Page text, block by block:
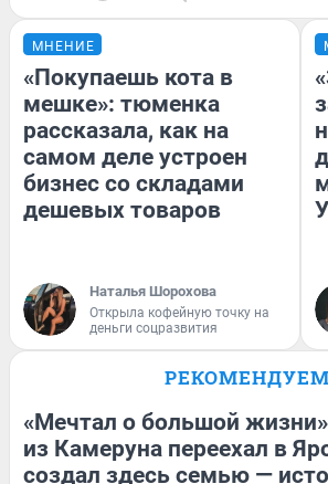
МНЕНИЕ
«Покупаешь кота в
мешке»: тюменка
рассказала, как на
самом деле устроен
бизнес со складами
дешевых товаров
Наталья Шорохова
Открыла кофейную точку на
деньги соцразвития
РЕКОМЕНДУЕМ
«Мечтал о большой
из Камеруна переехал в
создал здесь семью —